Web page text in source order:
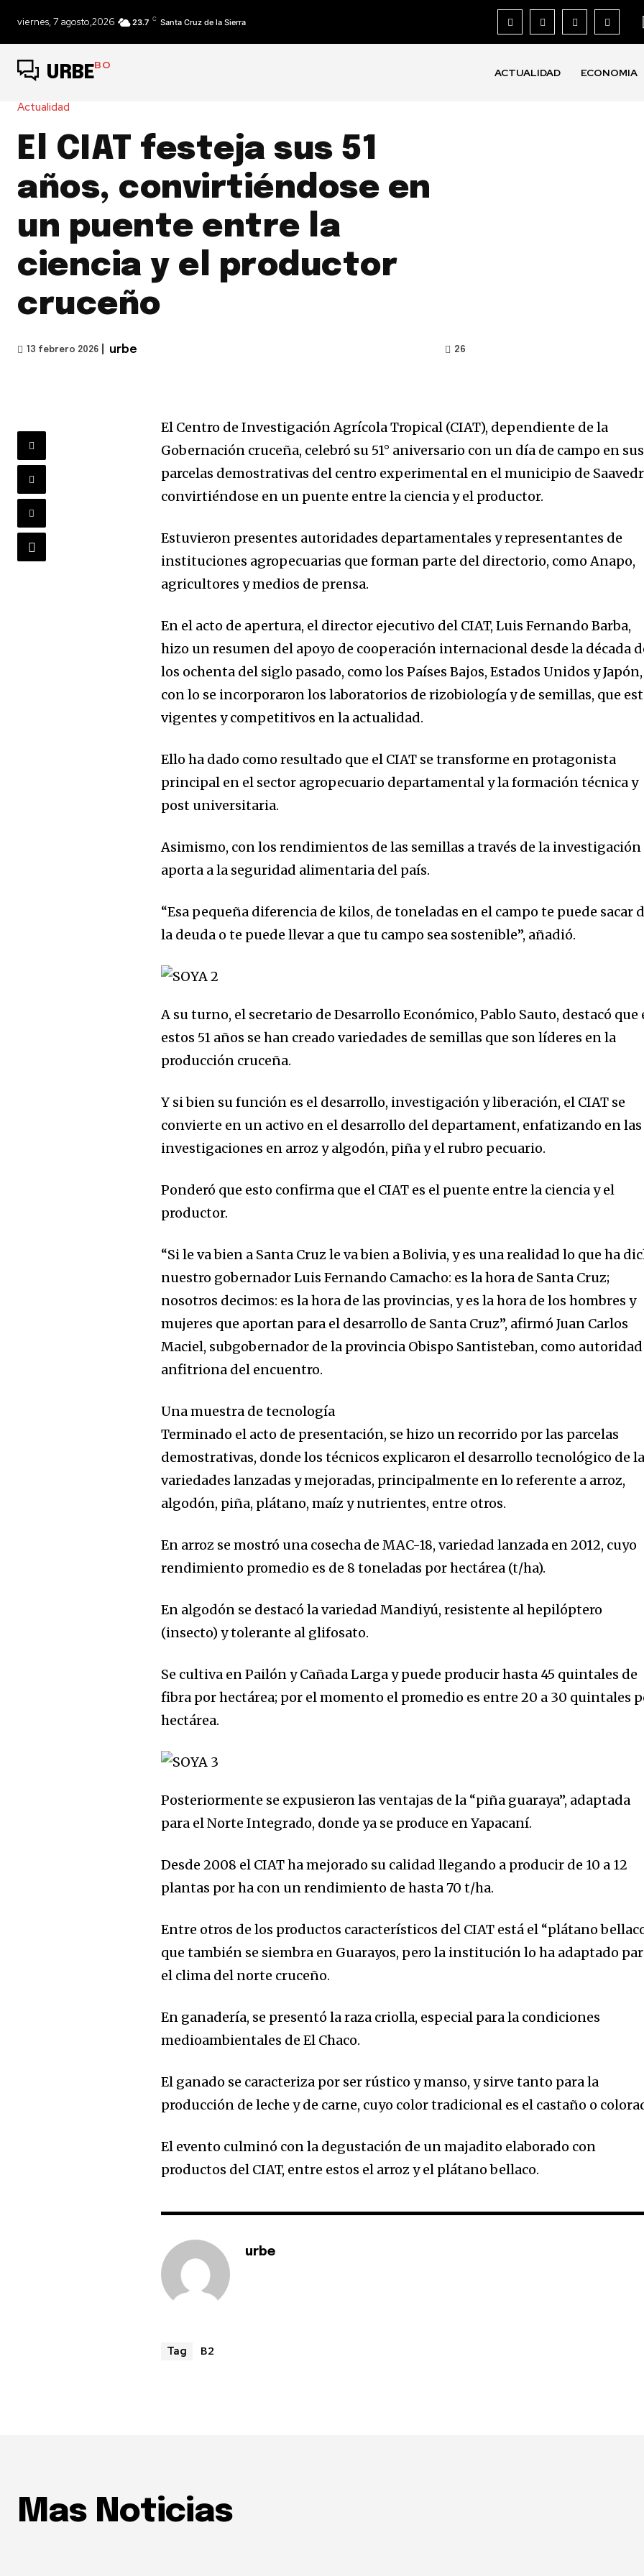
viernes, 7 agosto,2026 23.7 C Santa Cruz de la Sierra
URBEBO
ACTUALIDAD ECONOMIA
Actualidad
El CIAT festeja sus 51
años, convirtiéndose en
un puente entre la
ciencia y el productor
cruceño
13 febrero 2026 urbe 26
El Centro de Investigación Agrícola Tropical (CIAT), dependiente de la
Gobernación cruceña, celebró su 51° aniversario con un día de campo en sus
parcelas demostrativas del centro experimental en el municipio de
convirtiéndose en un puente entre la ciencia y el productor.
Estuvieron presentes autoridades departamentales y representantes de
instituciones agropecuarias que forman parte del directorio, como Anapo,
agricultores y medios de prensa.
En el acto de apertura, el director ejecutivo del CIAT, Luis Fernando Barba,
hizo un resumen del apoyo de cooperación internacional desde la década
los ochenta del siglo pasado, como los Países Bajos, Estados Unidos y Japón,
con lo se incorporaron los laboratorios de rizobiología y de semillas, que
vigentes y competitivos en la actualidad.
Ello ha dado como resultado que el CIAT se transforme en protagonista
principal en el sector agropecuario departamental y la formación técnica y
post universitaria.
Asimismo, con los rendimientos de las semillas a través de la investigación
aporta a la seguridad alimentaria del país.
“Esa pequeña diferencia de kilos, de toneladas en el campo te puede sacar
la deuda o te puede llevar a que tu campo sea sostenible”, añadió.
A su turno, el secretario de Desarrollo Económico, Pablo Sauto, destacó que
estos 51 años se han creado variedades de semillas que son líderes en la
producción cruceña.
Y si bien su función es el desarrollo, investigación y liberación, el CIAT se
convierte en un activo en el desarrollo del departament, enfatizando en las
investigaciones en arroz y algodón, piña y el rubro pecuario.
Ponderó que esto confirma que el CIAT es el puente entre la ciencia y el
productor.
“Si le va bien a Santa Cruz le va bien a Bolivia, y es una realidad lo que ha
nuestro gobernador Luis Fernando Camacho: es la hora de Santa Cruz;
nosotros decimos: es la hora de las provincias, y es la hora de los hombres y
mujeres que aportan para el desarrollo de Santa Cruz”, afirmó Juan Carlos
Maciel, subgobernador de la provincia Obispo Santisteban, como autoridad
anfitriona del encuentro.
Una muestra de tecnología
Terminado el acto de presentación, se hizo un recorrido por las parcelas
demostrativas, donde los técnicos explicaron el desarrollo tecnológico de
variedades lanzadas y mejoradas, principalmente en lo referente a arroz,
algodón, piña, plátano, maíz y nutrientes, entre otros.
En arroz se mostró una cosecha de MAC-18, variedad lanzada en 2012, cuyo
rendimiento promedio es de 8 toneladas por hectárea (t/ha).
En algodón se destacó la variedad Mandiyú, resistente al hepilóptero
(insecto) y tolerante al glifosato.
Se cultiva en Pailón y Cañada Larga y puede producir hasta 45 quintales de
fibra por hectárea; por el momento el promedio es entre 20 a 30 quintales
hectárea.
Posteriormente se expusieron las ventajas de la “piña guaraya”, adaptada
para el Norte Integrado, donde ya se produce en Yapacaní.
Desde 2008 el CIAT ha mejorado su calidad llegando a producir de 10 a 12
plantas por ha con un rendimiento de hasta 70 t/ha.
Entre otros de los productos característicos del CIAT está el “plátano
que también se siembra en Guarayos, pero la institución lo ha adaptado
el clima del norte cruceño.
En ganadería, se presentó la raza criolla, especial para la condiciones
medioambientales de El Chaco.
El ganado se caracteriza por ser rústico y manso, y sirve tanto para la
producción de leche y de carne, cuyo color tradicional es el castaño o
El evento culminó con la degustación de un majadito elaborado con
productos del CIAT, entre estos el arroz y el plátano bellaco.
urbe
Tag B2
Mas Noticias